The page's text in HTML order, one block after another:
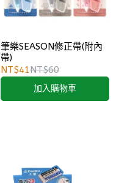
筆樂SEASON修正帶(附內
帶)
NT$41NT$60
加入購物車